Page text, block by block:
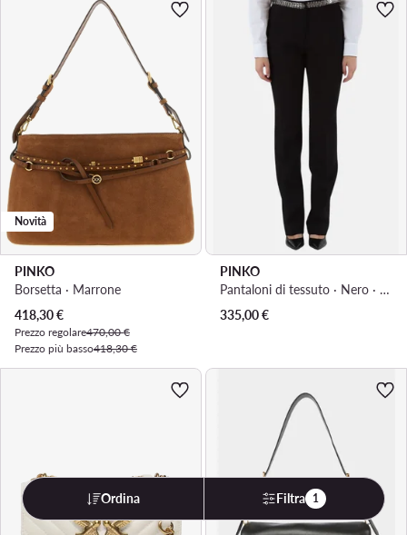
Novità
PINKO
Borsetta · Marrone
Prezzo attuale
418,30€
Prezzo regolare470,00 €
Prezzo più basso418,30 €
PINKO
Pantaloni di tessuto · Nero · Skinny Fit
335,00€
Ordina Filtra 1